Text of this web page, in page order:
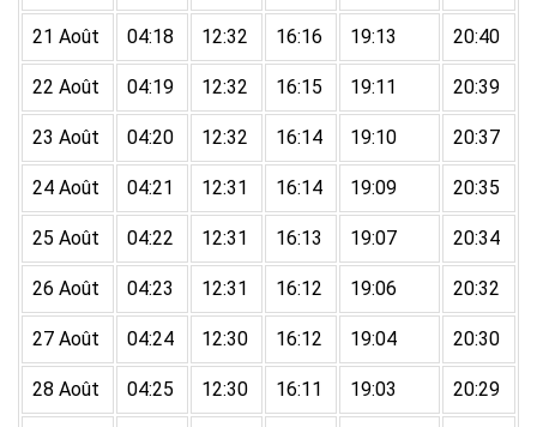
21 Août 04:18 12:32 16:16 19:13 20:40
22 Août 04:19 12:32 16:15 19:11 20:39
23 Août 04:20 12:32 16:14 19:10 20:37
24 Août 04:21 12:31 16:14 19:09 20:35
25 Août 04:22 12:31 16:13 19:07 20:34
26 Août 04:23 12:31 16:12 19:06 20:32
27 Août 04:24 12:30 16:12 19:04 20:30
28 Août 04:25 12:30 16:11 19:03 20:29